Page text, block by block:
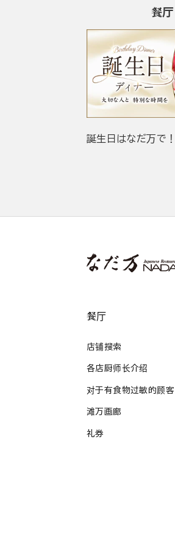
餐厅
誕生日はなだ万で！
餐厅
店铺搜索
各店厨师长介绍
对于有食物过敏的顾客
滩万画廊
礼券